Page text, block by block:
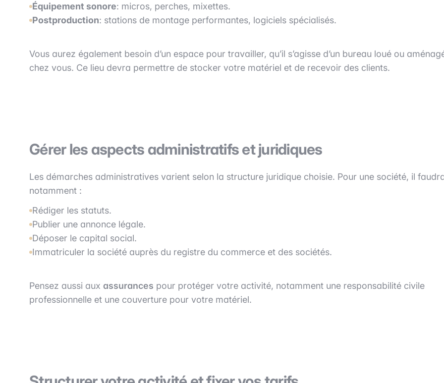
Équipement sonore: micros, perches, mixettes.
Postproduction: stations de montage performantes, logiciels spécialisés.
Vous aurez également besoin d’un espace pour travailler, qu’il s’agisse d’un bureau loué ou
chez vous. Ce lieu devra permettre de stocker votre matériel et de recevoir des clients.
Gérer les aspects administratifs et juridiques
Les démarches administratives varient selon la structure juridique choisie. Pour une société, il
notamment :
Rédiger les statuts.
Publier une annonce légale.
Déposer le capital social.
Immatriculer la société auprès du registre du commerce et des sociétés.
Pensez aussi aux assurances pour protéger votre activité, notamment une responsabilité civile
professionnelle et une couverture pour votre matériel.